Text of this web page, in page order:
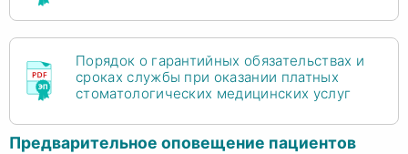
Порядок о гарантийных обязательствах и
сроках службы при оказании платных
стоматологических медицинских услуг
Предварительное оповещение пациентов